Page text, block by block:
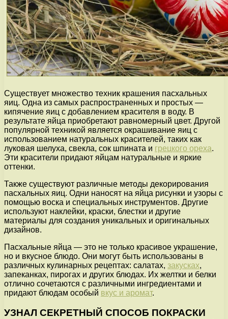
Существует множество техник крашения пасхальных
яиц. Одна из самых распространенных и простых —
кипячение яиц с добавлением красителя в воду. В
результате яйца приобретают равномерный цвет. Другой
популярной техникой является окрашивание яиц с
использованием натуральных красителей, таких как
луковая шелуха, свекла, сок шпината и грецкого ореха.
Эти красители придают яйцам натуральные и яркие
оттенки.
Также существуют различные методы декорирования
пасхальных яиц. Одни наносят на яйца рисунки и узоры с
помощью воска и специальных инструментов. Другие
используют наклейки, краски, блестки и другие
материалы для создания уникальных и оригинальных
дизайнов.
Пасхальные яйца — это не только красивое украшение,
но и вкусное блюдо. Они могут быть использованы в
различных кулинарных рецептах: салатах, закусках,
запеканках, пирогах и других блюдах. Их желтки и белки
отлично сочетаются с различными ингредиентами и
придают блюдам особый вкус и аромат.
УЗНАЛ СЕКРЕТНЫЙ СПОСОБ ПОКРАСКИ